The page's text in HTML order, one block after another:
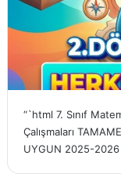
“`html 7. Sınıf
Çalışmaları
UYGUN 2025-2026